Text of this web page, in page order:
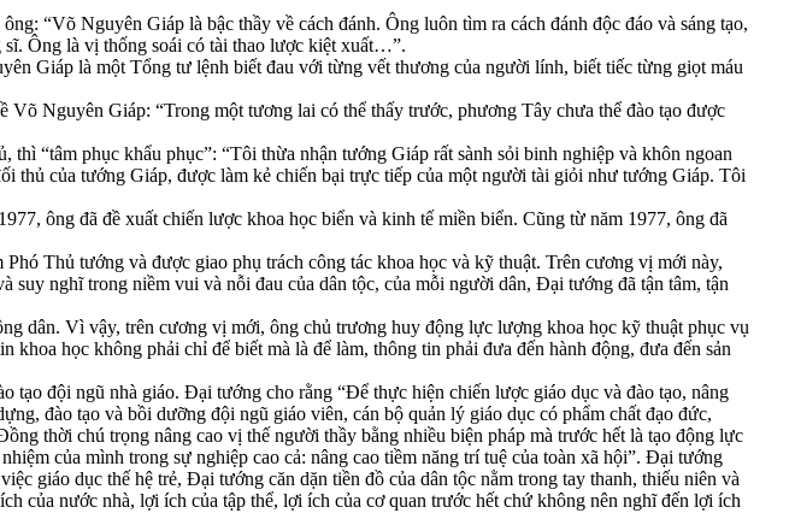
“Võ Nguyên Giáp là bậc thầy về cách đánh. Ông luôn tìm ra cách đánh độc đáo và sáng tạo,
sĩ. Ông là vị thống soái có tài thao lược kiệt xuất…”.
Giáp là một Tổng tư lệnh biết đau với từng vết thương của người lính, biết tiếc từng giọt máu
Nguyên Giáp: “Trong một tương lai có thể thấy trước, phương Tây chưa thể đào tạo được
“tâm phục khẩu phục”: “Tôi thừa nhận tướng Giáp rất sành sỏi binh nghiệp và khôn ngoan
thủ của tướng Giáp, được làm kẻ chiến bại trực tiếp của một người tài giỏi như tướng Giáp. Tôi
ông đã đề xuất chiến lược khoa học biển và kinh tế miền biển. Cũng từ năm 1977, ông đã
Thủ tướng và được giao phụ trách công tác khoa học và kỹ thuật. Trên cương vị mới này,
nghĩ trong niềm vui và nỗi đau của dân tộc, của mỗi người dân, Đại tướng đã tận tâm, tận
dân. Vì vậy, trên cương vị mới, ông chủ trương huy động lực lượng khoa học kỹ thuật phục vụ
học không phải chỉ để biết mà là để làm, thông tin phải đưa đến hành động, đưa đến sản
đội ngũ nhà giáo. Đại tướng cho rằng “Để thực hiện chiến lược giáo dục và đào tạo, nâng
đào tạo và bồi dưỡng đội ngũ giáo viên, cán bộ quản lý giáo dục có phẩm chất đạo đức,
thời chú trọng nâng cao vị thế người thầy bằng nhiều biện pháp mà trước hết là tạo động lực
của mình trong sự nghiệp cao cả: nâng cao tiềm năng trí tuệ của toàn xã hội”. Đại tướng
giáo dục thế hệ trẻ, Đại tướng căn dặn tiền đồ của dân tộc nằm trong tay thanh, thiếu niên và
của nước nhà, lợi ích của tập thể, lợi ích của cơ quan trước hết chứ không nên nghĩ đến lợi ích